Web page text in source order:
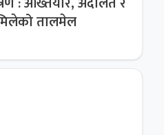
तालमेल